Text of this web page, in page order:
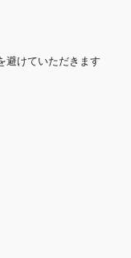
避けていただきます